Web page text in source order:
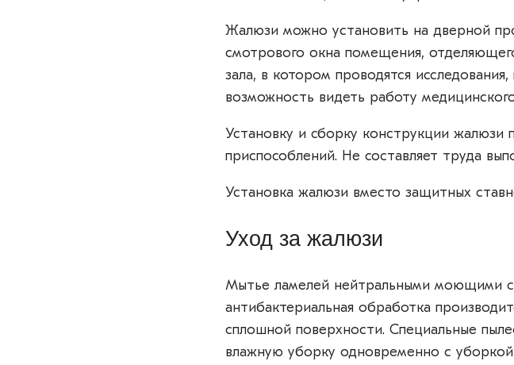
Жалюзи можно установить на дверной
смотрового окна помещения,
зала, в котором проводятся
возможность видеть работу
Установку и сборку конструкции
приспособлений. Не составляет труда
Установка жалюзи вместо защитных
Уход за жалюзи
Мытье ламелей нейтральными моющими
антибактериальная обработка
сплошной поверхности. Специальные
влажную уборку одновременно с